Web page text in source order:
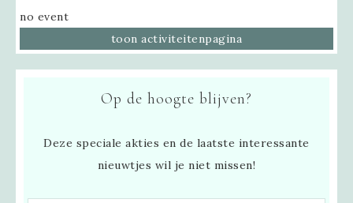
no event
toon activiteitenpagina
Op de hoogte blijven?
Deze speciale akties en de laatste interessante
nieuwtjes wil je niet missen!